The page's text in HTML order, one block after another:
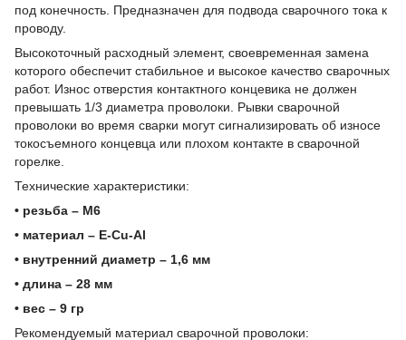
под конечность. Предназначен для подвода сварочного тока к
проводу.
Высокоточный расходный элемент, своевременная замена
которого обеспечит стабильное и высокое качество сварочных
работ. Износ отверстия контактного концевика не должен
превышать 1/3 диаметра проволоки. Рывки сварочной
проволоки во время сварки могут сигнализировать об износе
токосъемного концевца или плохом контакте в сварочной
горелке.
Технические характеристики:
• резьба – М6
• материал – E-Cu-Al
• внутренний диаметр – 1,6 мм
• длина – 28 мм
• вес – 9 гр
Рекомендуемый материал сварочной проволоки: